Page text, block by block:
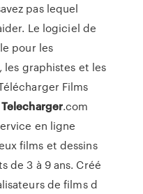
pas lequel
Le logiciel de
pour les
graphistes et les
Films
Telecharger.com
en ligne
films et dessins
de 3 à 9 ans. Créé
de films d